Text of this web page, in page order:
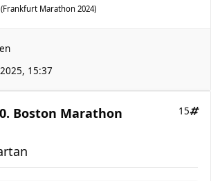
(Frankfurt Marathon 2024)
15:37
Boston Marathon
15